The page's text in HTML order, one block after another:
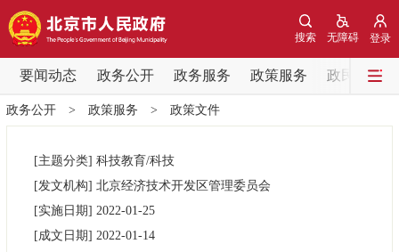
登录
无障碍
搜索
要闻动态 政务公开 政务服务 政策服务 政民互动
要闻动态
党中央精神 国务院信息
北京要闻
政务公开> 政策服务 > 政策文件
[主题分类] 科技教育/科技
[发文机构] 北京经济技术开发区管理委员会
[实施日期] 2022-01-25
[成文日期] 2022-01-14